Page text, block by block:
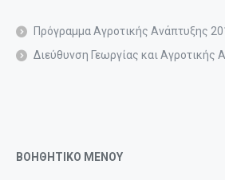
Πρόγραμμα Αγροτικής Ανάπτυξης
Διεύθυνση Γεωργίας και Αγροτικής
ΒΟΗΘΗΤΙΚΟ ΜΕΝΟΥ